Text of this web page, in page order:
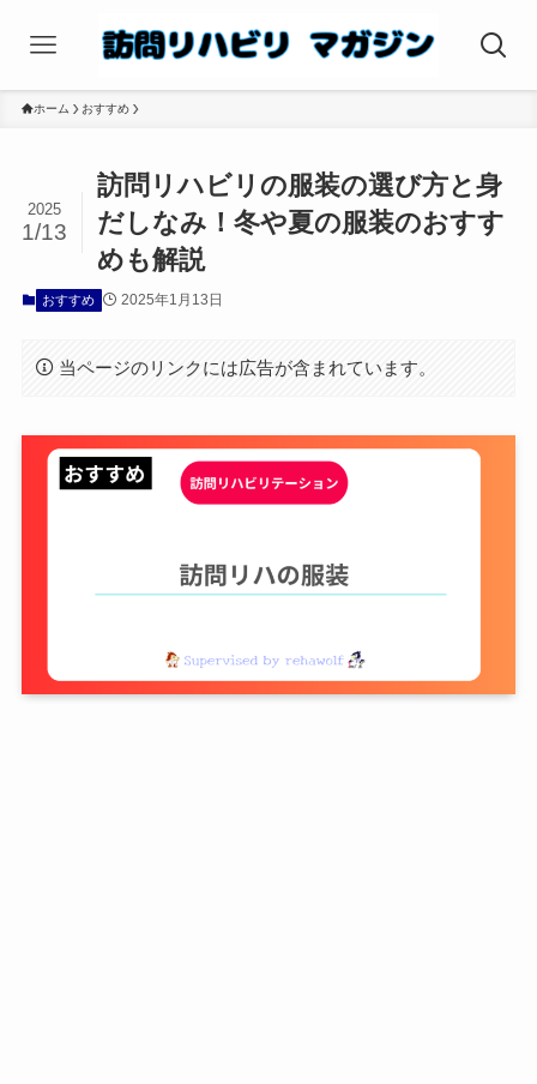
ホーム おすすめ
訪問リハビリの服装の選び方と身
だしなみ！冬や夏の服装のおすす
めも解説
2025
1/13
おすすめ 2025年1月13日
当ページのリンクには広告が含まれています。